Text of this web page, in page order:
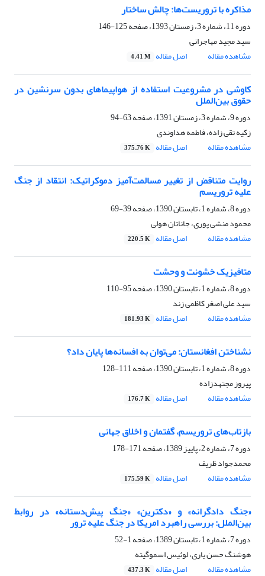
مذاکره با تروریست‌ها: چالش ساختار
دوره 11، شماره 3، زمستان 1393، صفحه
125-146
سید مجید مهاجرانی
مشاهده مقاله
اصل مقاله 4.41 M
کاوشی در مشروعیت استفاده از هواپیماهای بدون سرنشین در
حقوق بین‌الملل
دوره 9، شماره 3، زمستان 1391، صفحه
63-94
زکیه تقی زاده، فاطمه هداوندی
مشاهده مقاله
اصل مقاله 375.76 K
روایت متناقض از تغییر مسالمت‌آمیز دموکراتیک: انتقاد از جنگ
علیه تروریسم
دوره 8، شماره 1، تابستان 1390، صفحه
39-69
محمود منشی پوری، جاناتان هولی
مشاهده مقاله
اصل مقاله 220.5 K
متافیزیک خشونت و وحشت
دوره 8، شماره 1، تابستان 1390، صفحه
95-110
سید علی اصغر کاظمی زند
مشاهده مقاله
اصل مقاله 181.93 K
نشناختن افغانستان: می‌توان به افسانه‌ها پایان داد؟
دوره 8، شماره 1، تابستان 1390، صفحه
111-128
پیروز مجتهدزاده
مشاهده مقاله
اصل مقاله 176.7 K
بازتاب‌های تروریسم، گفتمان و اخلاق جهانی
دوره 7، شماره 2، پاییز 1389، صفحه
171-178
محمدجواد ظریف
مشاهده مقاله
اصل مقاله 175.59 K
«جنگ دادگرانه» و «دکترین» «جنگ پیش‌دستانه» در روابط
بین‌الملل: بررسی راهبرد امریکا در جنگ علیه ترور
دوره 7، شماره 1، تابستان 1389، صفحه
1-52
هوشنگ حسن یاری، لوئیس اسموگیته
مشاهده مقاله
اصل مقاله 437.3 K